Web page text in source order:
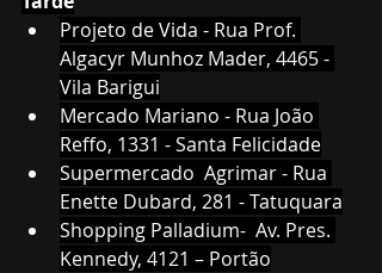
Projeto de Vida - Rua Prof.
Algacyr Munhoz Mader, 4465 -
Vila Barigui
Mercado Mariano - Rua João
Reffo, 1331 - Santa Felicidade
Supermercado  Agrimar - Rua
Enette Dubard, 281 - Tatuquara
Shopping Palladium-  Av. Pres.
Kennedy, 4121 – Portão